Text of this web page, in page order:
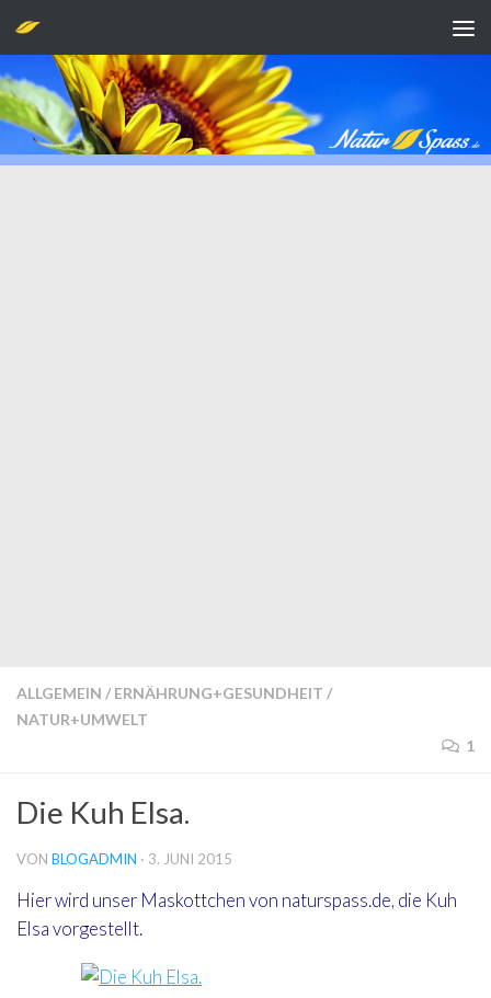
Zum Inhalt springen
ALLGEMEIN / ERNÄHRUNG+GESUNDHEIT /
NATUR+UMWELT
1
Die Kuh Elsa.
VON BLOGADMIN · 3. JUNI 2015
Hier wird unser Maskottchen von naturspass.de, die Kuh
Elsa vorgestellt.